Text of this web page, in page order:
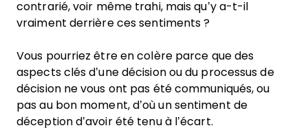
contrarié, voir même trahi, mais qu’y a-t-il
vraiment derrière ces sentiments ?
Vous pourriez être en colère parce que des
aspects clés d’une décision ou du processus de
décision ne vous ont pas été communiqués, ou
pas au bon moment, d’où un sentiment de
déception d’avoir été tenu à l’écart.